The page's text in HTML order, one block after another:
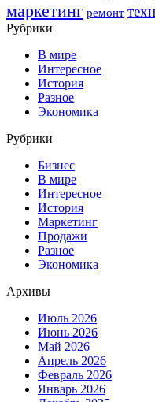
маркетинг ремонт
Рубрики
В мире
Интересное
История
Разное
Экономика
Рубрики
Бизнес
В мире
Интересное
История
Маркетинг
Продажи
Разное
Экономика
Архивы
Июль 2026
Июнь 2026
Май 2026
Апрель 2026
Февраль 2026
Январь 2026